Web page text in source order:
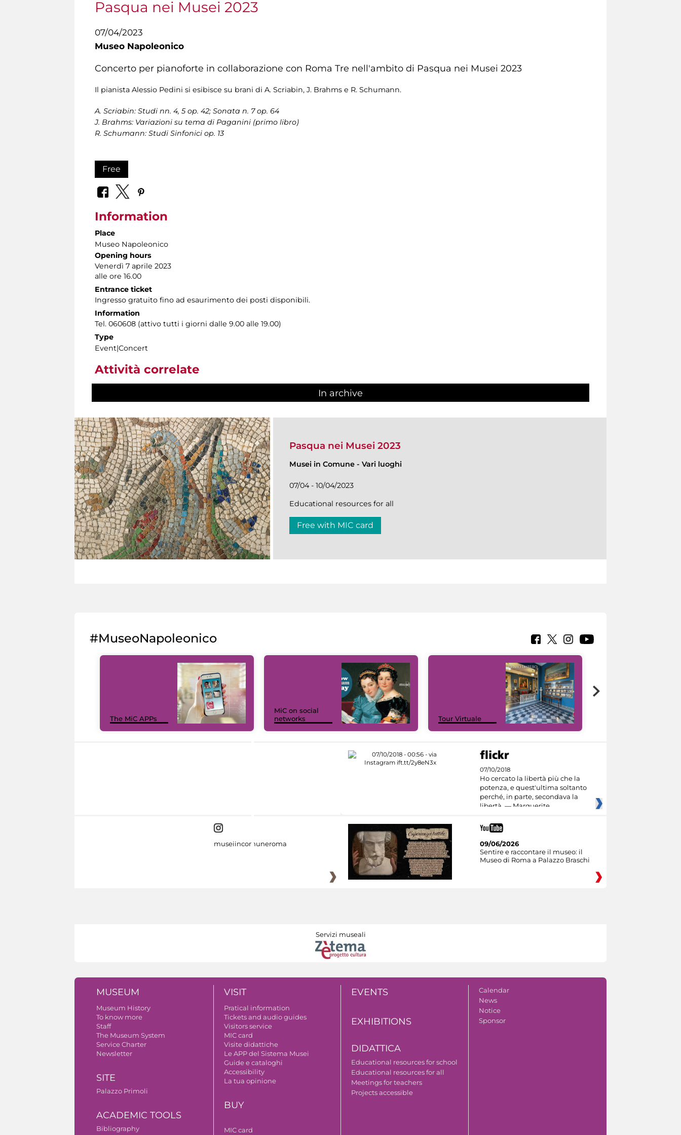
Pasqua nei Musei 2023
07/04/2023
Museo Napoleonico
Concerto per pianoforte in collaborazione con Roma Tre nell'ambito di Pasqua nei Musei 2023
Il pianista Alessio Pedini si esibisce su brani di A. Scriabin, J. Brahms e R. Schumann.
A. Scriabin: Studi nn. 4, 5 op. 42; Sonata n. 7 op. 64
J. Brahms: Variazioni su tema di Paganini (primo libro)
R. Schumann: Studi Sinfonici op. 13
Free
Information
Place
Museo Napoleonico
Opening hours
Venerdì 7 aprile 2023
alle ore 16.00
Entrance ticket
Ingresso gratuito fino ad esaurimento dei posti disponibili.
Information
Tel. 060608 (attivo tutti i giorni dalle 9.00 alle 19.00)
Type
Event|Concert
Attività correlate
In archive
Pasqua nei Musei 2023
Musei in Comune - Vari luoghi
07/04 - 10/04/2023
Educational resources for all
Free with MIC card
#MuseoNapoleonico
The MiC APPs
MiC on social
networks
Tour Virtuale
07/10/2018
Ho cercato la libertà più che la
potenza, e quest'ultima soltanto
perché, in parte, secondava la
libertà. — Marguerite
museiincomuneroma
09/06/2026
Sentire e raccontare il museo: il
Museo di Roma a Palazzo Braschi
Servizi museali
MUSEUM
Museum History
To know more
Staff
The Museum System
Service Charter
Newsletter
SITE
Palazzo Primoli
ACADEMIC TOOLS
Bibliography
VISIT
Pratical information
Tickets and audio guides
Visitors service
MIC card
Visite didattiche
Le APP del Sistema Musei
Guide e cataloghi
Accessibility
La tua opinione
BUY
MIC card
EVENTS
EXHIBITIONS
DIDATTICA
Educational resources for school
Educational resources for all
Meetings for teachers
Projects accessible
Calendar
News
Notice
Sponsor